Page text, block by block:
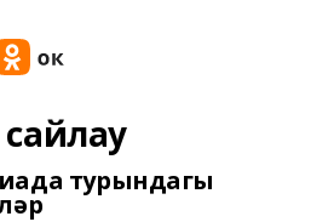
турындагы